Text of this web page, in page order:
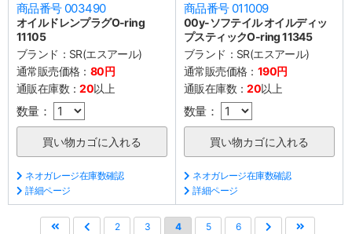
商品番号 003490
オイルドレンプラグO-ring
11105
ブランド： SR(エスアール)
通常販売価格： 80円
通販在庫数：20以上
数量：
ネオガレージ在庫数確認
詳細ページ
商品番号 011009
00y-ソフテイル オイルディッ
プスティックO-ring 11345
ブランド： SR(エスアール)
通常販売価格： 190円
通販在庫数：20以上
数量：
ネオガレージ在庫数確認
詳細ページ
2 3 4 5 6